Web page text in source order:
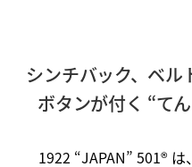
シンチバック、ベル
ボタンが付く “て
1922 “JAPAN” 501®